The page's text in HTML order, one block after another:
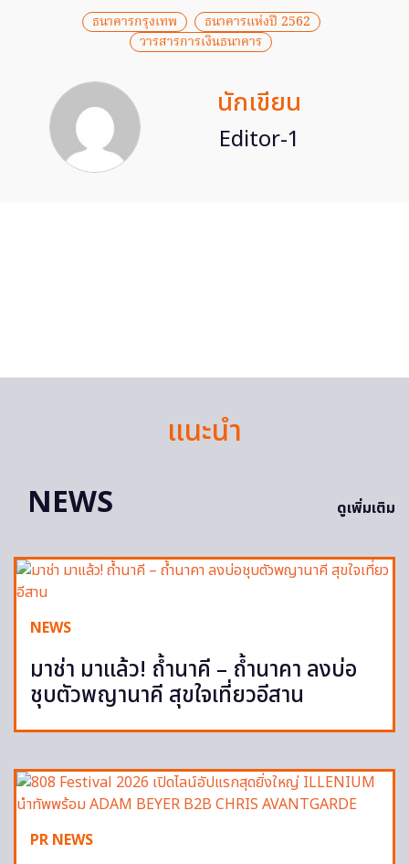
ธนาคารกรุงเทพ
ธนาคารแห่งปี 2562
วารสารการเงินธนาคาร
นักเขียน
Editor-1
แนะนำ
NEWS
ดูเพิ่มเติม
NEWS
มาช่า มาแล้ว! ถ้ำนาคี – ถ้ำนาคา ลงบ่อ
ชุบตัวพญานาคี สุขใจเที่ยวอีสาน
PR NEWS